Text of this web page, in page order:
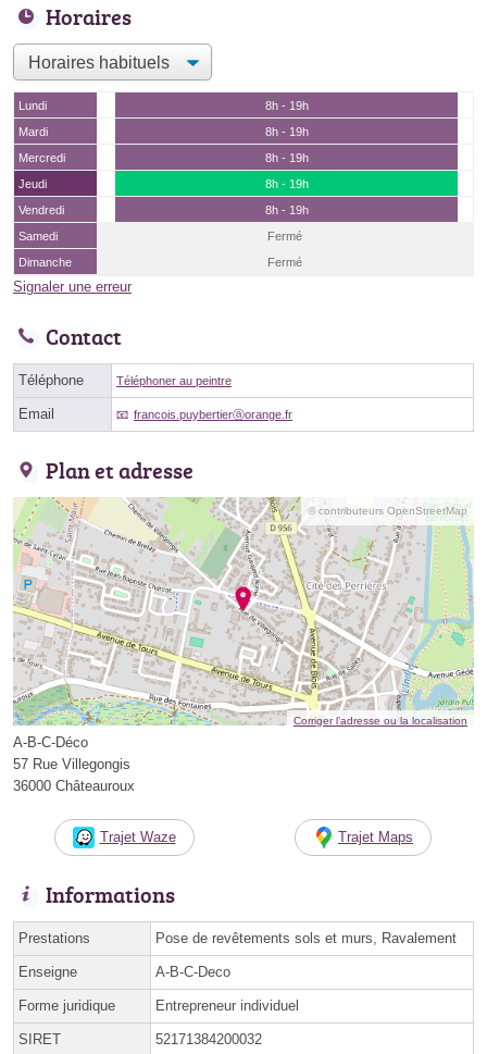
Horaires
Lundi
8h - 19h
Mardi
8h - 19h
Mercredi
8h - 19h
Jeudi
8h - 19h
Vendredi
8h - 19h
Samedi
Fermé
Dimanche
Fermé
Signaler une erreur
Contact
Téléphone Téléphoner au peintre
Email francois.puybertierⓐorange.fr
Plan et adresse
© contributeurs OpenStreetMap
Corriger l’adresse ou la localisation
A-B-C-Déco
57 Rue Villegongis
36000 Châteauroux
Trajet Waze Trajet Maps
Informations
Prestations Pose de revêtements sols et murs, Ravalement
Enseigne A-B-C-Deco
Forme juridique Entrepreneur individuel
SIRET 52171384200032